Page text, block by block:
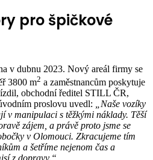
pro špičkové
v dubnu 2023. Nový areál firmy se
3800 m2 a zaměstnancům poskytuje
obchodní ředitel STILL ČR,
proslovu uvedl:
„Naše vozíky
v manipulaci s těžkými náklady. Těší
zájem, a právě proto jsme se
v Olomouci. Zkracujeme tím
a šetříme nejenom čas a